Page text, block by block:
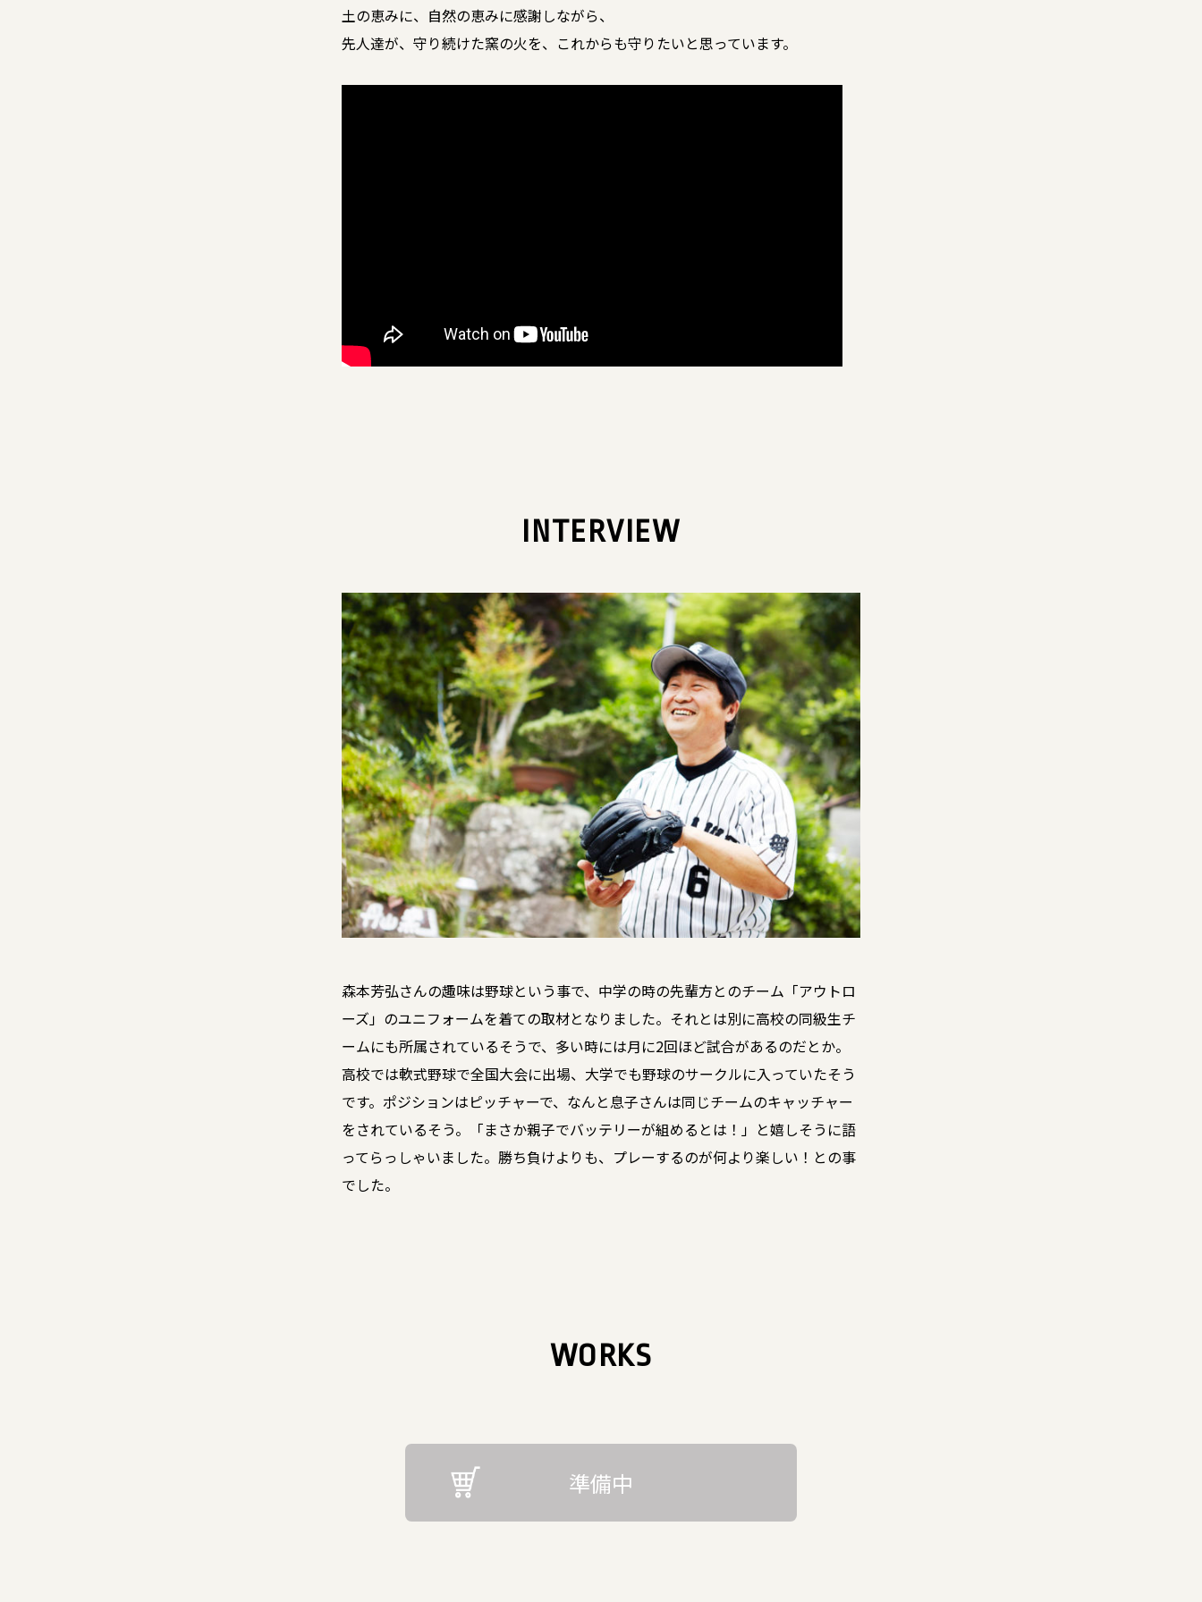
土の恵みに、自然の恵みに感謝しながら、
先人達が、守り続けた窯の火を、これからも守りたいと思っています。
INTERVIEW
森本芳弘さんの趣味は野球という事で、中学の時の先輩方とのチーム「アウトロ
ーズ」のユニフォームを着ての取材となりました。それとは別に高校の同級生チ
ームにも所属されているそうで、多い時には月に2回ほど試合があるのだとか。
高校では軟式野球で全国大会に出場、大学でも野球のサークルに入っていたそう
です。ポジションはピッチャーで、なんと息子さんは同じチームのキャッチャー
をされているそう。「まさか親子でバッテリーが組めるとは！」と嬉しそうに語
ってらっしゃいました。勝ち負けよりも、プレーするのが何より楽しい！との事
でした。
WORKS
準備中